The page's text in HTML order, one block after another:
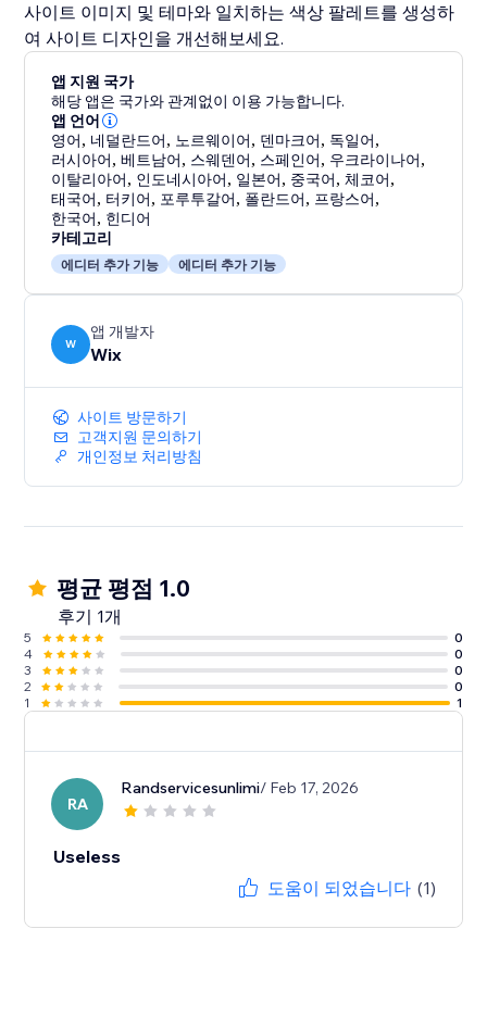
사이트 이미지 및 테마와 일치하는 색상 팔레트를 생성하
여 사이트 디자인을 개선해보세요.
앱 지원 국가
해당 앱은 국가와 관계없이 이용 가능합니다.
앱 언어
영어, 네덜란드어, 노르웨이어, 덴마크어, 독일어,
러시아어,베트남어, 스웨덴어, 스페인어, 우크라이나어,
이탈리아어, 인도네시아어, 일본어, 중국어, 체코어,
태국어, 터키어, 포루투갈어, 폴란드어, 프랑스어,
한국어, 힌디어
카테고리
에디터 추가 기능 에디터 추가 기능
W
앱 개발자
Wix
사이트 방문하기
고객지원 문의하기
개인정보 처리방침
평균 평점 1.0
후기 1개
5
0
4
0
3
0
2
0
1
1
RA
Randservicesunlimi/ Feb 17, 2026
Useless
도움이 되었습니다 (1)